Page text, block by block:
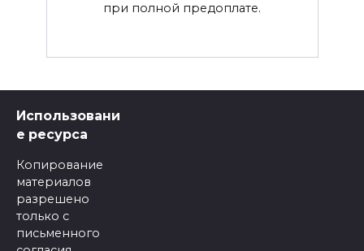
при полной предоплате.
Использовани
е ресурса
Копирование
материалов
разрешено
только с
письменного